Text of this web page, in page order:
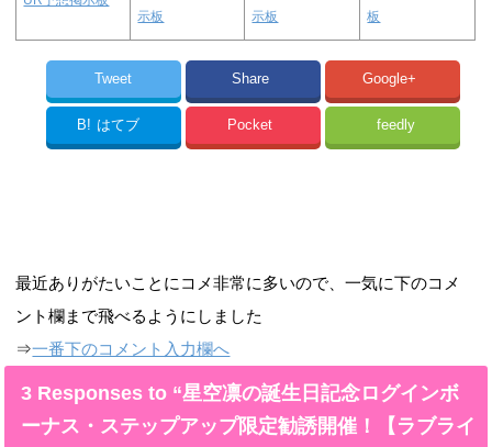
示板 示板 板
Tweet Share Google+
B! はてブ Pocket feedly
最近ありがたいことにコメ非常に多いので、一気に下のコメ
ント欄まで飛べるようにしました
⇒一番下のコメント入力欄へ
3 Responses to “星空凛の誕生日記念ログインボ
ーナス・ステップアップ限定勧誘開催！【ラブライ